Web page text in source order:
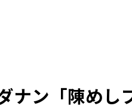
ナン「陳めし